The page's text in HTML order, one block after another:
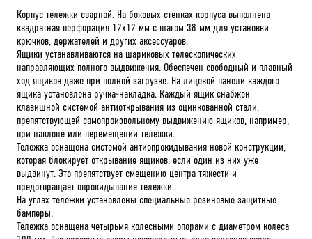
Корпус тележки сварной. На боковых стенках корпуса выполнена
квадратная перфорация 12х12 мм с шагом 38 мм для установки
крючков, держателей и других аксессуаров.
Ящики устанавливаются на шариковых телескопических
направляющих полного выдвижения. Обеспечен свободный и плавный
ход ящиков даже при полной загрузке. На лицевой панели каждого
ящика установлена ручка-накладка. Каждый ящик снабжен
клавишной системой антиоткрывания из оцинкованной стали,
препятствующей самопроизвольному выдвижению ящиков, например,
при наклоне или перемещении тележки.
Тележка оснащена системой антиопрокидывания новой конструкции,
которая блокирует открывание ящиков, если один из них уже
выдвинут. Это препятствует смещению центра тяжести и
предотвращает опрокидывание тележки.
На углах тележки установлены специальные резиновые защитные
бамперы.
Тележка оснащена четырьмя колесными опорами с диаметром колеса